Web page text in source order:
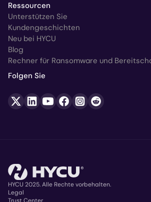
Ressourcen
Unterstützen Sie
Kundengeschichten
Neu bei HYCU
Blog
Rechner für Ransomware und
Folgen Sie
HYCU 2025. Alle Rechte vorbehalten.
Legal